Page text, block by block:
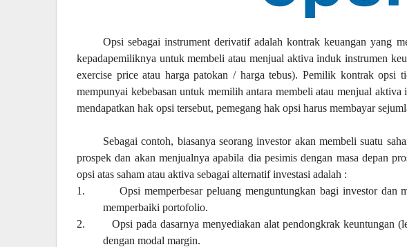
Opsi sebagai instrument derivatif adalah kontrak keuangan yang
kepadapemiliknya untuk membeli atau menjual aktiva induk instrumen
exercise price atau harga patokan / harga tebus). Pemilik kontrak opsi
mempunyai kebebasan untuk memilih antara membeli atau menjual
mendapatkan hak opsi tersebut, pemegang hak opsi harus membayar
Sebagai contoh, biasanya seorang investor akan membeli suatu
prospek dan akan menjualnya apabila dia pesimis dengan masa depan
opsi atas saham atau aktiva sebagai alternatif investasi adalah :
1.
Opsi memperbesar peluang menguntungkan bagi investor dan
memperbaiki portofolio.
2.
Opsi pada dasarnya menyediakan alat pendongkrak keuntungan
dengan modal margin.